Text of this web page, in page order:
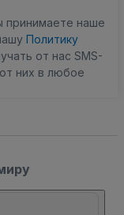
принимаете наше
Политику
от нас SMS-
них в любое